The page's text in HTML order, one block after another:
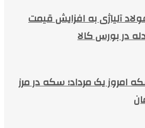
آلیاژی به افزایش قیمت
در بورس کالا
امروز یک مرداد؛ سکه در مرز